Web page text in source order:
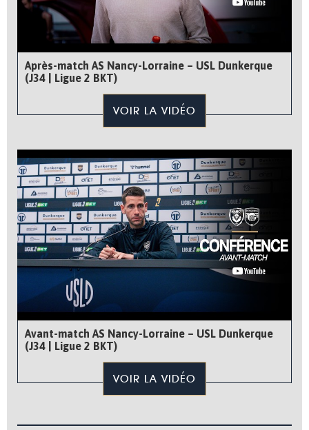
Après-match AS Nancy-Lorraine – USL Dunkerque
(J34 | Ligue 2 BKT)
VOIR LA VIDÉO
Avant-match AS Nancy-Lorraine – USL Dunkerque
(J34 | Ligue 2 BKT)
VOIR LA VIDÉO